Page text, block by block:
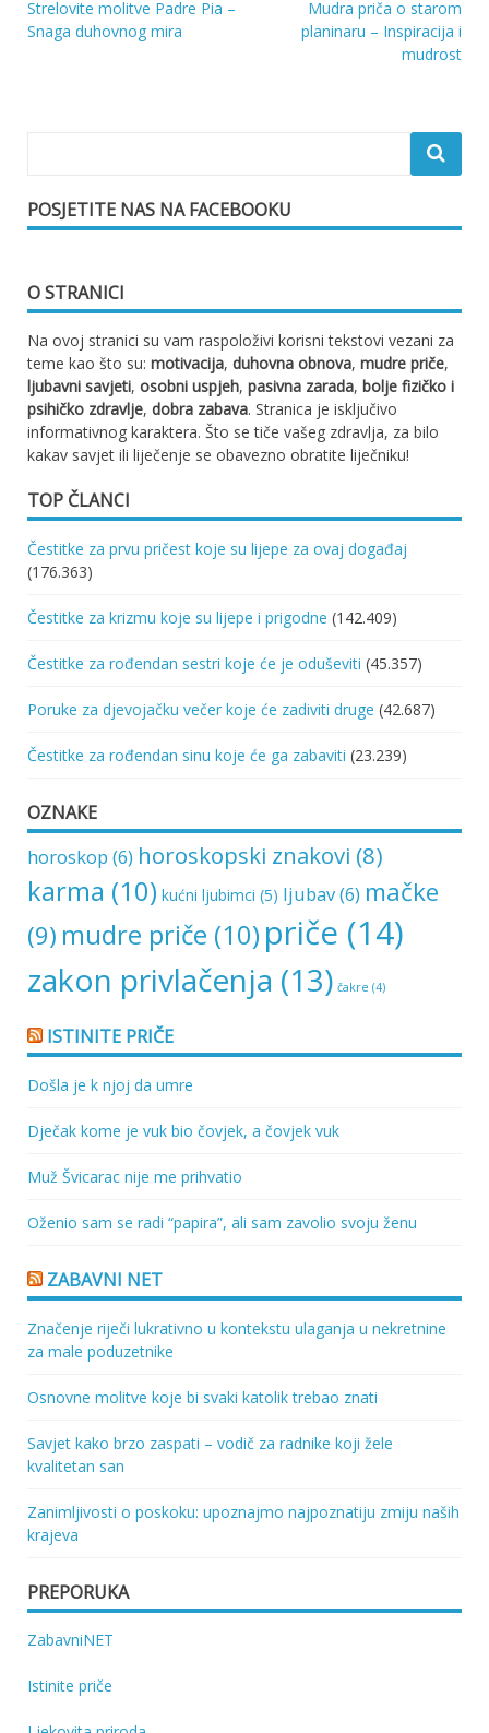
Navigacija
Strelovite molitve Padre Pia –
Snaga duhovnog mira
Mudra priča o starom
planinaru – Inspiracija i
mudrost
POSJETITE NAS NA FACEBOOKU
O STRANICI
Na ovoj stranici su vam raspoloživi korisni tekstovi vezani za
teme kao što su: motivacija, duhovna obnova, mudre priče,
ljubavni savjeti, osobni uspjeh, pasivna zarada, bolje fizičko i
psihičko zdravlje, dobra zabava. Stranica je isključivo
informativnog karaktera. Što se tiče vašeg zdravlja, za bilo
kakav savjet ili liječenje se obavezno obratite liječniku!
TOP ČLANCI
Čestitke za prvu pričest koje su lijepe za ovaj događaj
(176.363)
Čestitke za krizmu koje su lijepe i prigodne (142.409)
Čestitke za rođendan sestri koje će je oduševiti (45.357)
Poruke za djevojačku večer koje će zadiviti druge (42.687)
Čestitke za rođendan sinu koje će ga zabaviti (23.239)
OZNAKE
horoskop (6) horoskopski znakovi (8)
karma (10) kućni ljubimci (5) ljubav(6) mačke
(9) mudre priče (10) priče (14)
zakon privlačenja (13) čakre (4)
ISTINITE PRIČE
Došla je k njoj da umre
Dječak kome je vuk bio čovjek, a čovjek vuk
Muž Švicarac nije me prihvatio
Oženio sam se radi “papira”, ali sam zavolio svoju ženu
ZABAVNI NET
Značenje riječi lukrativno u kontekstu ulaganja u nekretnine
za male poduzetnike
Osnovne molitve koje bi svaki katolik trebao znati
Savjet kako brzo zaspati – vodič za radnike koji žele
kvalitetan san
Zanimljivosti o poskoku: upoznajmo najpoznatiju zmiju naših
krajeva
PREPORUKA
ZabavniNET
Istinite priče